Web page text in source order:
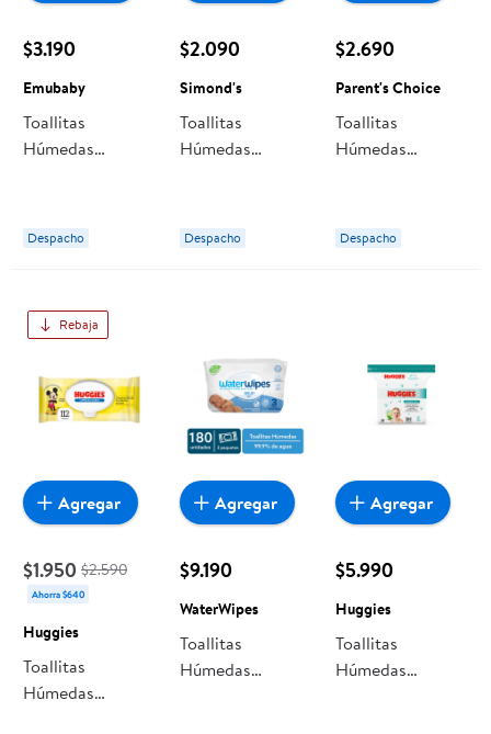
$3.190
Emubaby
Toallitas
Húmedas
Pack
Despacho
$2.090
Simond's
Toallitas
Húmedas
Extra Suaves
Despacho
$2.690
Parent's Choice
Toallitas
Húmedas
Karité, Pack
Despacho
Rebaja
$1.950 $2.590
Ahorra $640
Huggies
Toallitas
Húmedas
Agregar
$9.190
WaterWipes
Toallitas
Húmedas
Agregar
$5.990
Huggies
Toallitas
Húmedas
Agregar